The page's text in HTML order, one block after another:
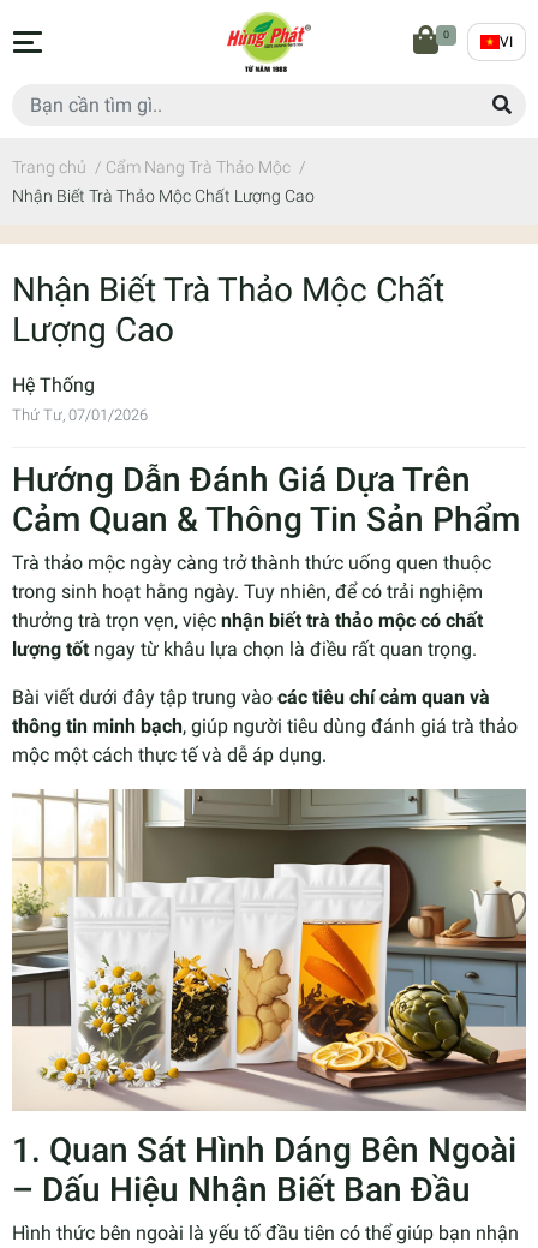
0 VI
Trang chủ / Cẩm Nang Trà Thảo Mộc /
Nhận Biết Trà Thảo Mộc Chất Lượng Cao
Nhận Biết Trà Thảo Mộc Chất
Lượng Cao
Hệ Thống
Thứ Tư, 07/01/2026
Hướng Dẫn Đánh Giá Dựa Trên
Cảm Quan & Thông Tin Sản Phẩm
Trà thảo mộc ngày càng trở thành thức uống quen thuộc
trong sinh hoạt hằng ngày. Tuy nhiên, để có trải nghiệm
thưởng trà trọn vẹn, việc nhận biết trà thảo mộc có chất
lượng tốtngay từ khâu lựa chọn là điều rất quan trọng.
Bài viết dưới đây tập trung vào các tiêu chí cảm quan và
thông tin minh bạch, giúp người tiêu dùng đánh giá trà thảo
mộc một cách thực tế và dễ áp dụng.
1. Quan Sát Hình Dáng Bên Ngoài
– Dấu Hiệu Nhận Biết Ban Đầu
Hình thức bên ngoài là yếu tố đầu tiên có thể giúp bạn nhận